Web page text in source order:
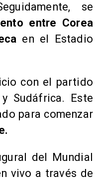
se
entre Corea
en el Estadio
con el partido
Sudáfrica. Este
para comenzar
del Mundial
vivo a través de